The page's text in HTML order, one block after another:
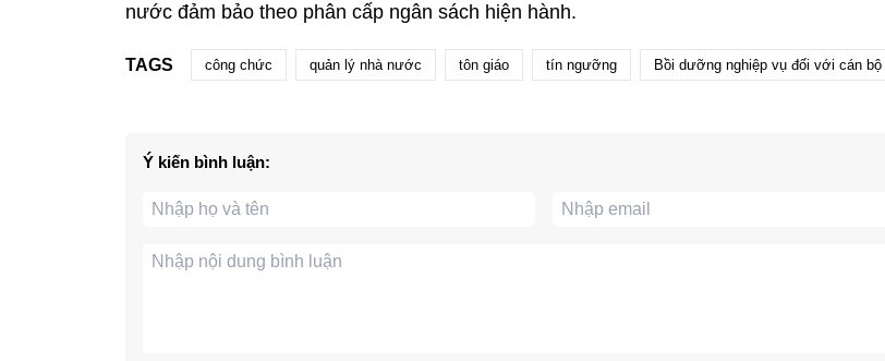
nước đảm bảo theo phân cấp ngân sách hiện hành.
TAGS công chức quản lý nhà nước tôn giáo tín ngưỡng Bồi dưỡng nghiệp vụ đối với cán bộ
Ý kiến bình luận: